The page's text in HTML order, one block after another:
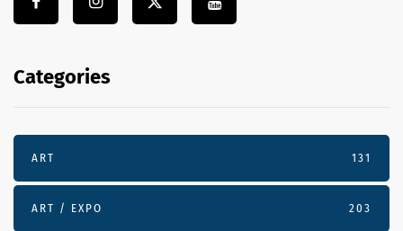
Categories
ART 131
ART / EXPO 203